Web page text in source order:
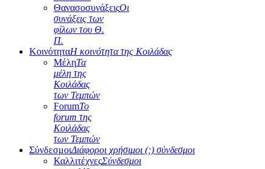
ΘανασοσυνάξειςΟι
συνάξεις των
φίλων του Θ.
Π.
ΚοινότηταΗ κοινότητα της Κοιλάδας
ΜέληΤα
μέλη της
Κοιλάδας
των Τεμπών
ForumΤο
forum της
Κοιλάδας
των Τεμπών
ΣύνδεσμοιΔιάφοροι χρήσιμοι (;) σύνδεσμοι
ΚαλλιτέχνεςΣύνδεσμοι